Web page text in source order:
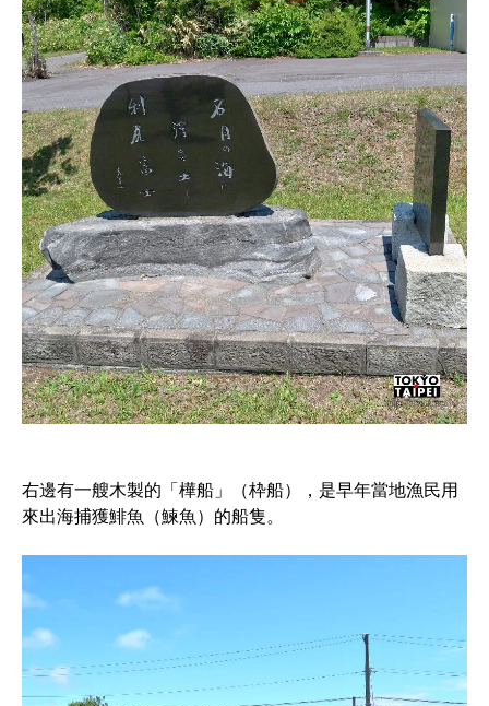
右邊有一艘木製的「樺船」（枠船），是早年當地漁民用
來出海捕獲鯡魚（鰊魚）的船隻。